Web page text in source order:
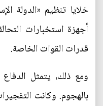
خلايا تنظيم «الدولة
أجهزة استخبارات
قدرات القوات الخاصة.
ومع ذلك، يتمثل
بالهجوم. وكانت